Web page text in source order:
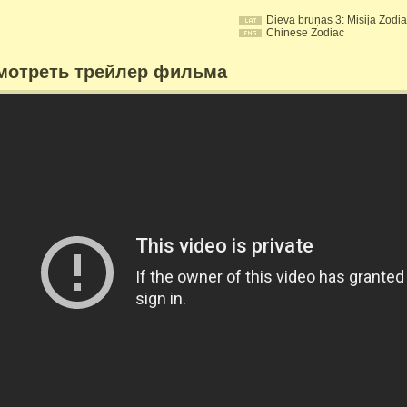
Dieva bruņas 3: Misija
Chinese Zodiac
трейлер фильма